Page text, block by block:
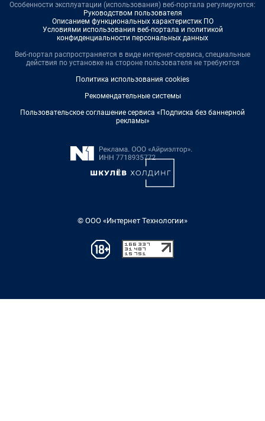
Особенности эксплуатации (использования) веб-портала регулируются:
Руководством пользователя
Описанием функциональных характеристик ПО
Условиями использования веб-портала и политикой
конфиденциальности персональных данных
Веб-портал распространяется в виде интернет-сервиса, специальные
действия по установке на стороне пользователя не требуются
Политика использования cookies
Рекомендательные системы
Пользовательское соглашение сервиса «Подписка без баннерной
рекламы»
© ООО «Интернет Технологии»